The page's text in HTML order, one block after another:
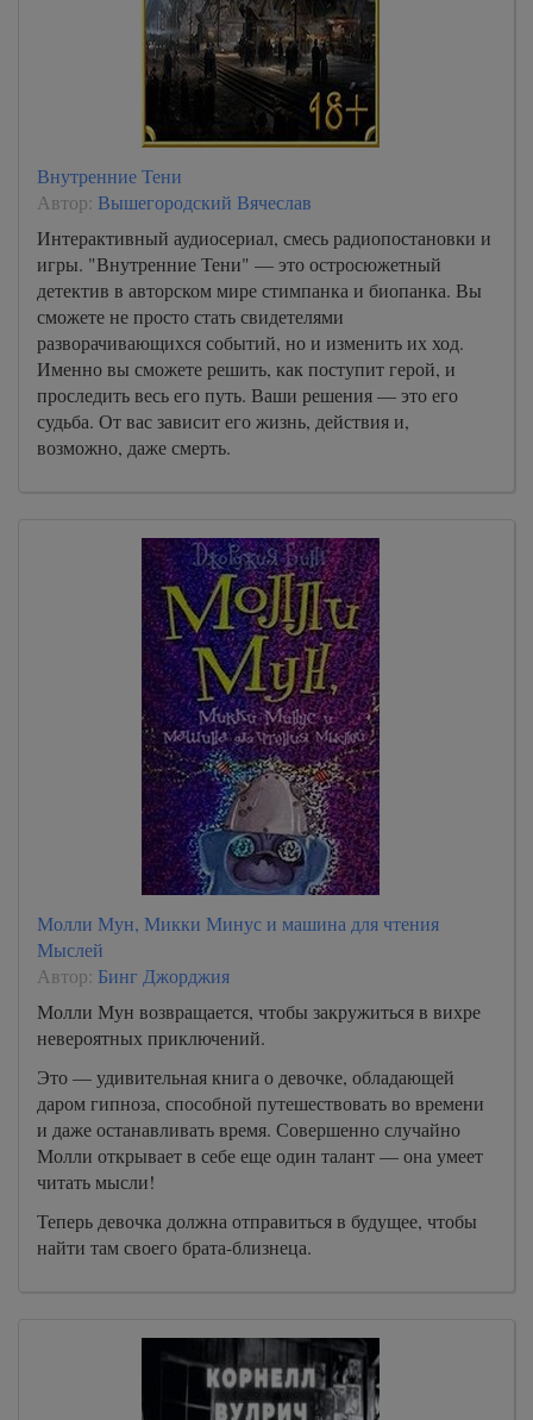
Внутренние Тени
Автор: Вышегородский Вячеслав
Интерактивный аудиосериал, смесь радиопостановки и
игры. "Внутренние Тени" — это остросюжетный
детектив в авторском мире стимпанка и биопанка. Вы
сможете не просто стать свидетелями
разворачивающихся событий, но и изменить их ход.
Именно вы сможете решить, как поступит герой, и
проследить весь его путь. Ваши решения — это его
судьба. От вас зависит его жизнь, действия и,
возможно, даже смерть.
Молли Мун, Микки Минус и машина для чтения
Мыслей
Автор: Бинг Джорджия
Молли Мун возвращается, чтобы закружиться в вихре
невероятных приключений.
Это — удивительная книга о девочке, обладающей
даром гипноза, способной путешествовать во времени
и даже останавливать время. Совершенно случайно
Молли открывает в себе еще один талант — она умеет
читать мысли!
Теперь девочка должна отправиться в будущее, чтобы
найти там своего брата-близнеца.